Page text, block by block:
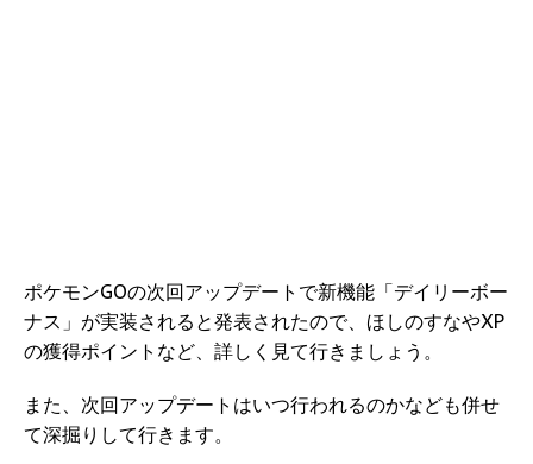
ポケモンGOの次回アップデートで新機能「デイリーボー
ナス」が実装されると発表されたので、ほしのすなやXP
の獲得ポイントなど、詳しく見て行きましょう。
また、次回アップデートはいつ行われるのかなども併せ
て深掘りして行きます。